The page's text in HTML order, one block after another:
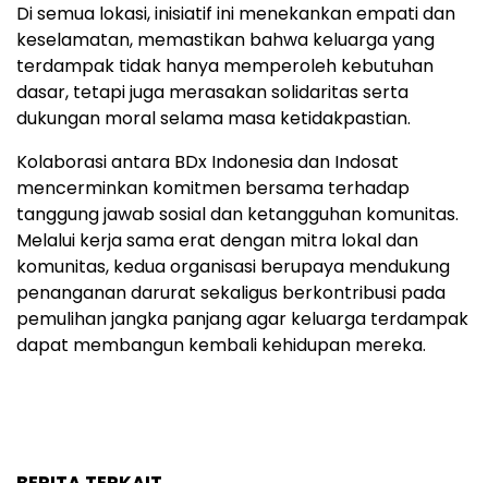
Di semua lokasi, inisiatif ini menekankan empati dan
keselamatan, memastikan bahwa keluarga yang
terdampak tidak hanya memperoleh kebutuhan
dasar, tetapi juga merasakan solidaritas serta
dukungan moral selama masa ketidakpastian.
Kolaborasi antara BDx Indonesia dan Indosat
mencerminkan komitmen bersama terhadap
tanggung jawab sosial dan ketangguhan komunitas.
Melalui kerja sama erat dengan mitra lokal dan
komunitas, kedua organisasi berupaya mendukung
penanganan darurat sekaligus berkontribusi pada
pemulihan jangka panjang agar keluarga terdampak
dapat membangun kembali kehidupan mereka.